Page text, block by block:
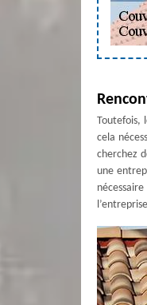
Toutefois,
cela
cherchez
une